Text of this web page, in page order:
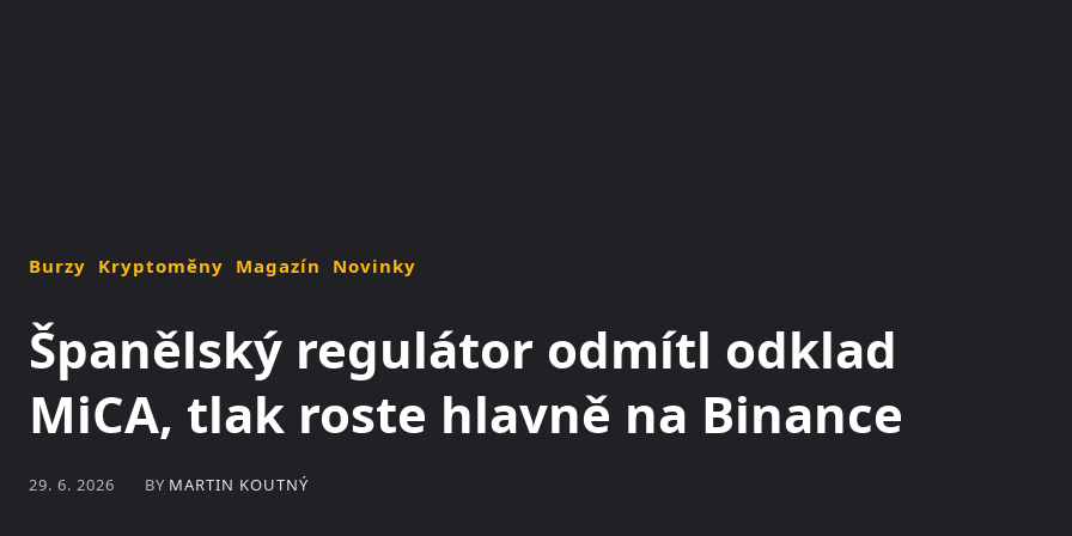
Burzy Kryptoměny Magazín Novinky
Španělský regulátor odmítl odklad
MiCA, tlak roste hlavně na Binance
29. 6. 2026 BY MARTIN KOUTNÝ